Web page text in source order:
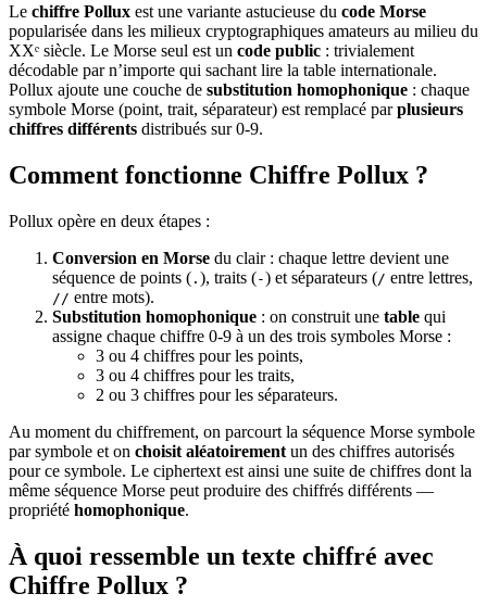
Le chiffre Pollux est une variante astucieuse du code Morse
popularisée dans les milieux cryptographiques amateurs au milieu du
XXᵉ siècle. Le Morse seul est un code public : trivialement
décodable par n’importe qui sachant lire la table internationale.
Pollux ajoute une couche de substitution homophonique : chaque
symbole Morse (point, trait, séparateur) est remplacé parplusieurs
chiffres différents distribués sur 0-9.
Comment fonctionne Chiffre Pollux ?
Pollux opère en deux étapes :
Conversion en Morse du clair : chaque lettre devient une
séquence de points ( . ), traits (-) et séparateurs (/ entre lettres,
// entre mots).
Substitution homophonique : on construit une table qui
assigne chaque chiffre 0-9 à un des trois symboles Morse :
3 ou 4 chiffres pour les points,
3 ou 4 chiffres pour les traits,
2 ou 3 chiffres pour les séparateurs.
Au moment du chiffrement, on parcourt la séquence Morse symbole
par symbole et on choisit aléatoirement un des chiffres autorisés
pour ce symbole. Le ciphertext est ainsi une suite de chiffres dont la
même séquence Morse peut produire des chiffrés différents —
propriété homophonique.
À quoi ressemble un texte chiffré avec
Chiffre Pollux ?